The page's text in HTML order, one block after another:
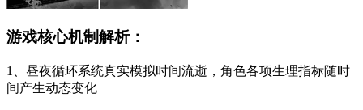
游戏核心机制解析：
1、昼夜循环系统真实模拟时间流逝，角色各项生理指标随时
间产生动态变化